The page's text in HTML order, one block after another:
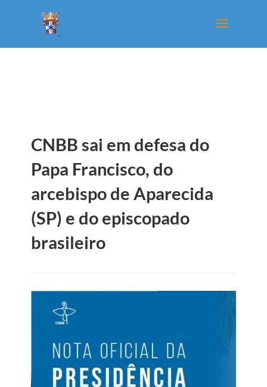
CNBB sai em defesa do
Papa Francisco, do
arcebispo de Aparecida
(SP) e do episcopado
brasileiro